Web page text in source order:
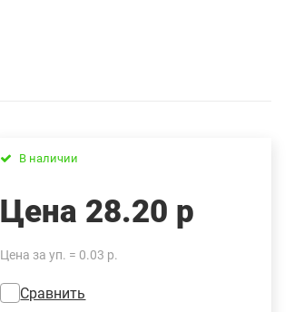
В наличии
Цена 28.20 р
Цена за уп. = 0.03 р.
Сравнить